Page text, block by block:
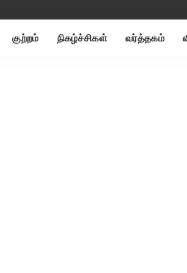
குற்றம் நிகழ்ச்சிகள் வர்த்தகம்